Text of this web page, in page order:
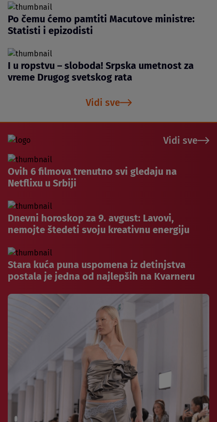
Po čemu ćemo pamtiti Macutove ministre:
Statisti i epizodisti
I u ropstvu – sloboda! Srpska umetnost za
vreme Drugog svetskog rata
Vidi sve
Vidi sve
Ovih 6 filmova trenutno svi gledaju na
Netflixu u Srbiji
Dnevni horoskop za 9. avgust: Lavovi,
nemojte štedeti svoju kreativnu energiju
Stara kuća puna uspomena iz detinjstva
postala je jedna od najlepših na Kvarneru